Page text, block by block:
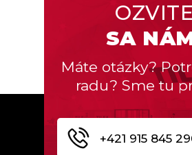
OZVITE
SA
Máte otázky?
radu? Sme tu
+421 915 845